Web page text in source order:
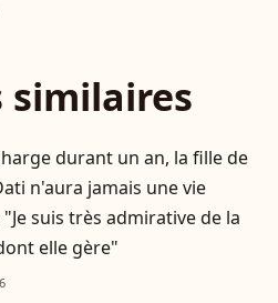
similaires
durant un an, la fille de
n'aura jamais une vie
suis très admirative de la
elle gère"